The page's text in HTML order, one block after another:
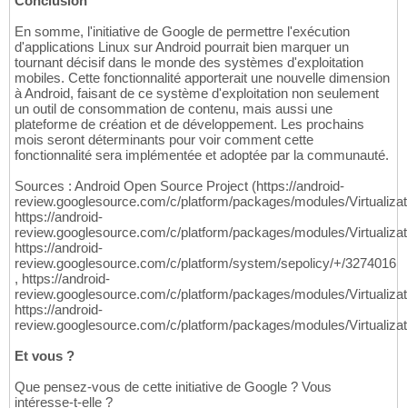
En somme, l'initiative de Google de permettre l'exécution
d'applications Linux sur Android pourrait bien marquer un
tournant décisif dans le monde des systèmes d'exploitation
mobiles. Cette fonctionnalité apporterait une nouvelle dimension
à Android, faisant de ce système d'exploitation non seulement
un outil de consommation de contenu, mais aussi une
plateforme de création et de développement. Les prochains
mois seront déterminants pour voir comment cette
fonctionnalité sera implémentée et adoptée par la communauté.
Sources : Android Open Source Project (https://android-
review.googlesource.com/c/platform/packages/modules/
https://android-
review.googlesource.com/c/platform/packages/modules/
https://android-
review.googlesource.com/c/platform/system/sepolicy/+/3274016
, https://android-
review.googlesource.com/c/platform/packages/modules/
https://android-
review.googlesource.com/c/platform/packages/modules/
Et vous ?
Que pensez-vous de cette initiative de Google ? Vous
intéresse-t-elle ?